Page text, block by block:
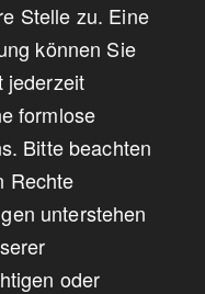
Stelle zu. Eine
können Sie
jederzeit
formlose
Bitte beachten
Rechte
unterstehen
oder